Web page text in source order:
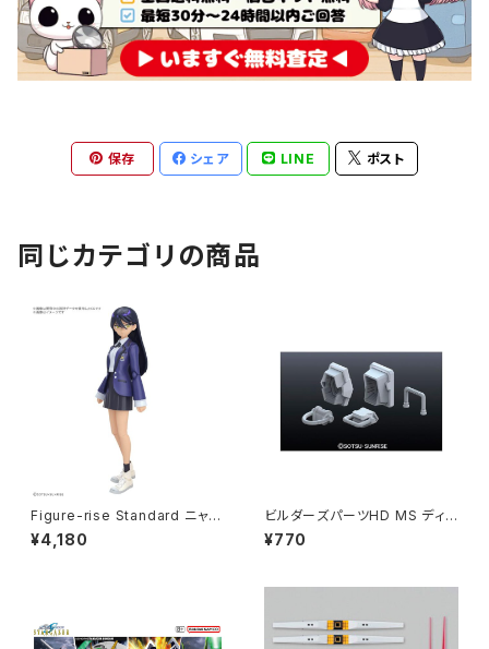
保存 シェア LINE ポスト
同じカテゴリの商品
Figure-rise Standard ニャア
ン プラモデル ジークアクス（新
品 在庫品）
¥4,180
ビルダーズパーツHD MS ディテ
ール01 ガンプラ プラモデル 機
動戦士ガンダム（新品 在庫品）
¥770